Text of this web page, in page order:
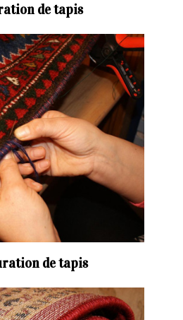
de tapis
de tapis